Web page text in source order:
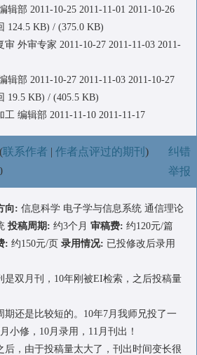
辑部 2011-10-25 2011-11-01 2011-10-26
124.5 KB) / (375.0 KB)
审 外审专家 2011-10-27 2011-11-03 2011-
辑部 2011-10-27 2011-11-03 2011-10-27
19.5 KB) / (405.5 KB)
工 编辑部 2011-11-10 2011-11-17
(联系作者 | 作者点评过的期刊 )
纠错
举报
向: 信息科学 电子学与信息系统 通信理论
投稿周期: 约3个月 审稿费: 约120元/篇
: 约150元/页 录用情况: 已投修改后录用
是双月刊，10年刚被EI检索，之后投稿量
期还是比较短的。10年7月我师兄投了一
小修，10月录用，11月刊出！
后，由于投稿量太大了，刊出时间变长很